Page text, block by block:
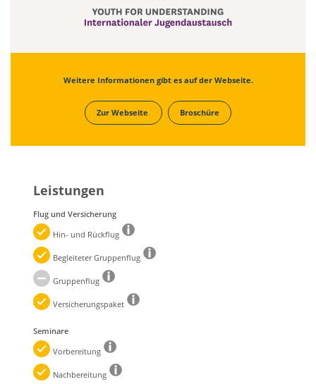
Weitere Informationen gibt es auf der Webseite.
Zur Webseite Broschüre
Leistungen
Flug und Versicherung
Hin- und Rückflug
Begleiteter Gruppenflug
Gruppenflug
Versicherungspaket
Seminare
Vorbereitung
Nachbereitung